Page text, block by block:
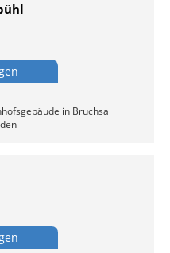
in Bruchsal